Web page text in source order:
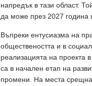
напредък в тази област.
да може през 2027 година
Въпреки ентусиазма на
обществеността и в
реализацията на проекта
са в начален етап на
промени. На места